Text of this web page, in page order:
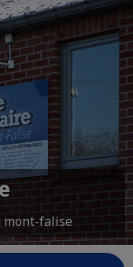
mont-falise